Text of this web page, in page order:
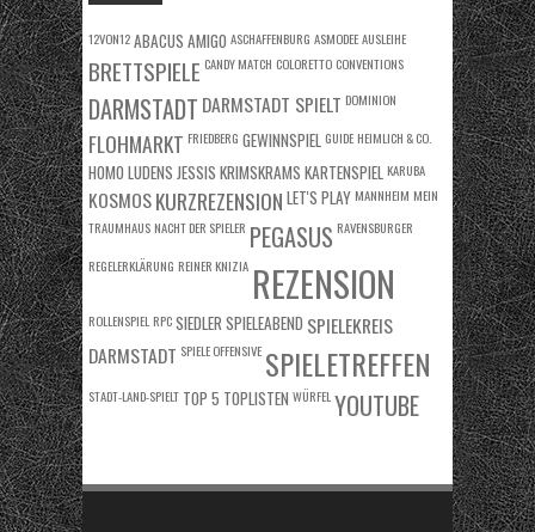
12VON12ABACUS AMIGO ASCHAFFENBURG ASMODEEAUSLEIHE
BRETTSPIELE CANDY MATCH COLORETTO CONVENTIONS
DARMSTADT DARMSTADT SPIELT DOMINION
FLOHMARKT FRIEDBERG GEWINNSPIEL GUIDE HEIMLICH & CO.
HOMO LUDENS JESSIS KRIMSKRAMS KARTENSPIEL KARUBA
KOSMOSKURZREZENSION LET'S PLAY MANNHEIM MEIN
TRAUMHAUS NACHT DER SPIELER PEGASUS RAVENSBURGER
REGELERKLÄRUNG REINER KNIZIA REZENSION
ROLLENSPIEL RPCSIEDLER SPIELEABEND SPIELEKREIS
DARMSTADT SPIELE OFFENSIVE SPIELETREFFEN
STADT-LAND-SPIELT TOP 5 TOPLISTEN WÜRFEL YOUTUBE